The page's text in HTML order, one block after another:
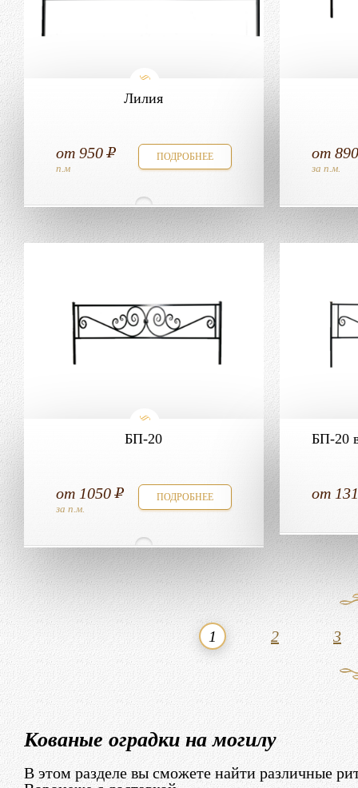
Лилия
от 950
п.м
ПОДРОБНЕЕ от 890
за п.м.
БП-20
от 1050
за п.м.
ПОДРОБНЕЕ
БП-20
от
1 2 3
Кованые оградки на могилу
В этом разделе вы сможете найти различные